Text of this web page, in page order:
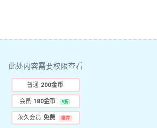
此处内容需要权限查看
普通 200金币
会员 180金币 9折
永久会员 免费 推荐